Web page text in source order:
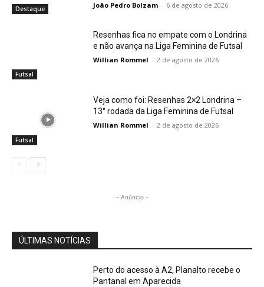
Destaque João Pedro Bolzam - 6 de agosto de 2026
Futsal
Resenhas fica no empate com o Londrina
e não avança na Liga Feminina de Futsal
Willian Rommel - 2 de agosto de 2026
Futsal
Veja como foi: Resenhas 2×2 Londrina –
13° rodada da Liga Feminina de Futsal
Willian Rommel - 2 de agosto de 2026
- Anúncio -
ÚLTIMAS NOTÍCIAS
Perto do acesso à A2, Planalto recebe o
Pantanal em Aparecida